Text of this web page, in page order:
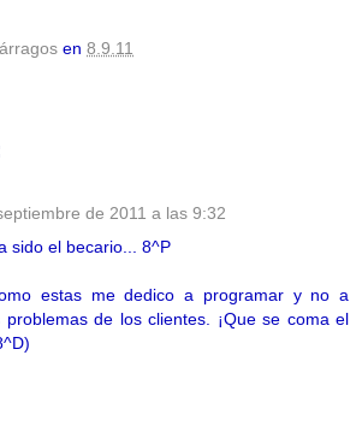
en 8.9.11
de 2011 a las 9:32
sido el becario... 8^P
estas me dedico a programar y no a
problemas de los clientes. ¡Que se coma el